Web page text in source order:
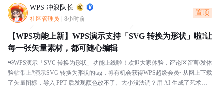
WPS 冲浪队长
社区管理员 8小时前
置顶
【WPS功能上新】WPS演示支持「SVG 转换为形状」啦!让
每一张矢量素材，都可随心编辑
📢WPS演示「SVG 转换为形状」功能上线啦！欢迎大家体验，评论区留言/发体
验帖带上#演示SVG 转换为形状的tag，将有机会获得WPS超级会员~从网上下载
了矢量图标，导入 PPT 后发现颜色改不了、大小没法调？用 AI 生成了艺术字 S